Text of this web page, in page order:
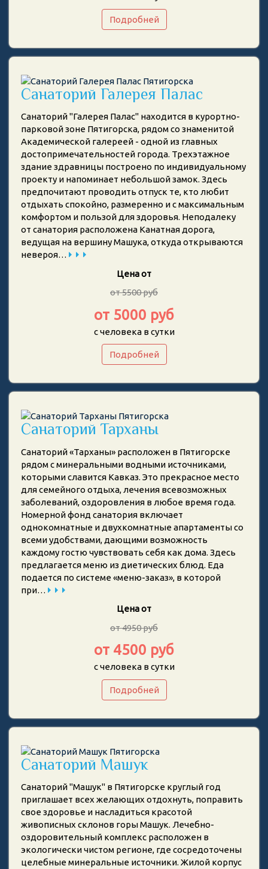
Подробней
Санаторий Галерея Палас
Санаторий "Галерея Палас" находится в курортно-
парковой зоне Пятигорска, рядом со знаменитой
Академической галереей - одной из главных
достопримечательностей города. Трехэтажное
здание здравницы построено по индивидуальному
проекту и напоминает небольшой замок. Здесь
предпочитают проводить отпуск те, кто любит
отдыхать спокойно, размеренно и с максимальным
комфортом и пользой для здоровья. Неподалеку
от санатория расположена Канатная дорога,
ведущая на вершину Машука, откуда открываются
невероя…
Цена от
от 5500 руб
от 5000 руб
с человека в сутки
Подробней
Санаторий Тарханы
Санаторий «Тарханы» расположен в Пятигорске
рядом с минеральными водными источниками,
которыми славится Кавказ. Это прекрасное место
для семейного отдыха, лечения всевозможных
заболеваний, оздоровления в любое время года.
Номерной фонд санатория включает
однокомнатные и двухкомнатные апартаменты со
всеми удобствами, дающими возможность
каждому гостю чувствовать себя как дома. Здесь
предлагается меню из диетических блюд. Еда
подается по системе «меню-заказ», в которой
при…
Цена от
от 4950 руб
от 4500 руб
с человека в сутки
Подробней
Санаторий Машук
Санаторий "Машук" в Пятигорске круглый год
приглашает всех желающих отдохнуть, поправить
свое здоровье и насладиться красотой
живописных склонов горы Машук. Лечебно-
оздоровительный комплекс расположен в
экологически чистом регионе, где сосредоточены
целебные минеральные источники. Жилой корпус